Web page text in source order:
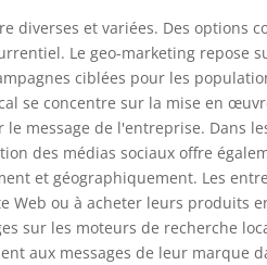
et variées. Des options
Le geo-marketing repose
ciblées pour les
se concentre sur la mise en
message de l'entreprise. Dans
des médias sociaux offre
et géographiquement. Les
Web ou à acheter leurs produits
sur les moteurs de recherche
aux messages de leur marque